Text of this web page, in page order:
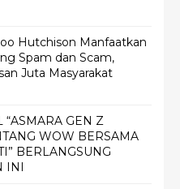
Hutchison Manfaatkan
Spam dan Scam,
Juta Masyarakat
“ASMARA GEN Z
WOW BERSAMA
BERLANGSUNG
INI